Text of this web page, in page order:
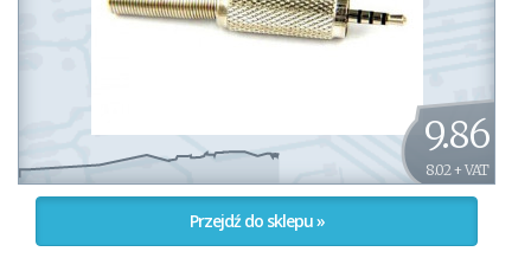
9.86
8.02 + VAT
Przejdź do sklepu »